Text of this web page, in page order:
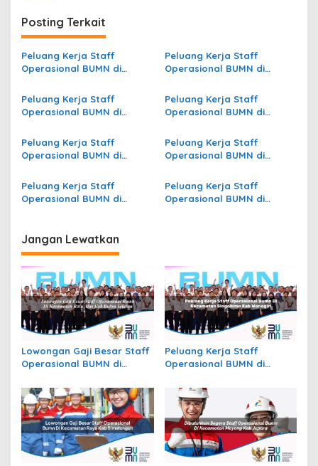
a
s
i
o
Posting Terkait
Peluang Kerja Staff
Operasional BUMN di
Kab. Wonogiri
Peluang Kerja Staff
Operasional BUMN di
Kab. Nduga
Peluang Kerja Staff
Operasional BUMN di
Labuhanbatu
Peluang Kerja Staff
Operasional BUMN di
Kab. Banyumas
Peluang Kerja Staff
Operasional BUMN di
Padangsidimpuan
Hutaimbaru, Kota
Padangsidimpuan
Peluang Kerja Staff
Operasional BUMN di
Rembang
Peluang Kerja Staff
Operasional BUMN di
Peluang Kerja Staff
Operasional BUMN di
Jangan Lewatkan
Lowongan Gaji Besar Staff
Operasional BUMN di
Buton Selatan
Peluang Kerja Staff
Operasional BUMN di
Kab. Wonogiri